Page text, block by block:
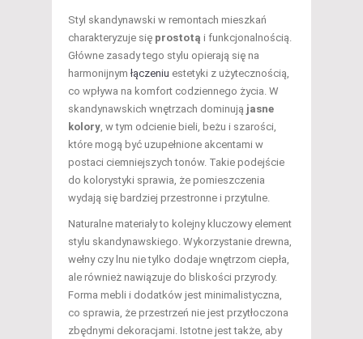
Styl skandynawski w remontach mieszkań
charakteryzuje się prostotą i funkcjonalnością.
Główne zasady tego stylu opierają się na
harmonijnym łączeniu estetyki z użytecznością,
co wpływa na komfort codziennego życia. W
skandynawskich wnętrzach dominują jasne
kolory, w tym odcienie bieli, beżu i szarości,
które mogą być uzupełnione akcentami w
postaci ciemniejszych tonów. Takie podejście
do kolorystyki sprawia, że pomieszczenia
wydają się bardziej przestronne i przytulne.
Naturalne materiały to kolejny kluczowy element
stylu skandynawskiego. Wykorzystanie drewna,
wełny czy lnu nie tylko dodaje wnętrzom ciepła,
ale również nawiązuje do bliskości przyrody.
Forma mebli i dodatków jest minimalistyczna,
co sprawia, że przestrzeń nie jest przytłoczona
zbędnymi dekoracjami. Istotne jest także, aby